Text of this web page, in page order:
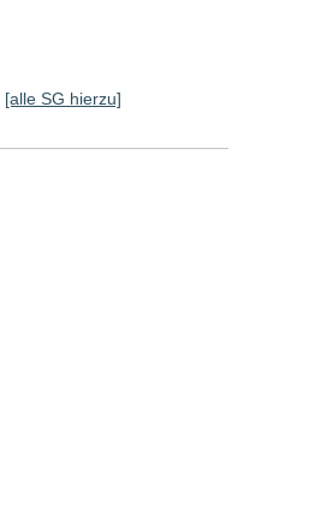
[alle SG hierzu]